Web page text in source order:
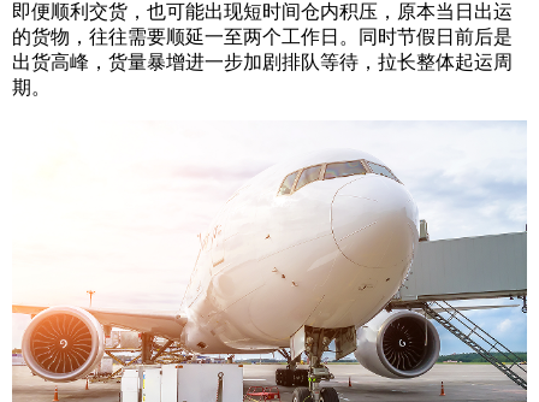
即便顺利交货，也可能出现短时间仓内积压，原本当日出运
的货物，往往需要顺延一至两个工作日。同时节假日前后是
出货高峰，货量暴增进一步加剧排队等待，拉长整体起运周
期。